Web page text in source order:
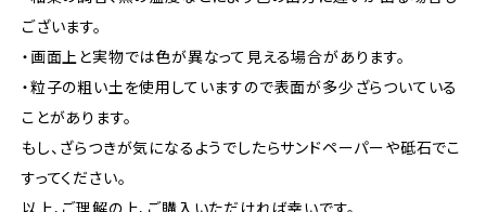
ございます。
・画面上と実物では色が異なって見える場合があります。
・粒子の粗い土を使用していますので表面が多少ざらついている
ことがあります。
もし、ざらつきが気になるようでしたらサンドペーパーや砥石でこ
すってください。
以上、ご理解の上、ご購入いただければ幸いです。